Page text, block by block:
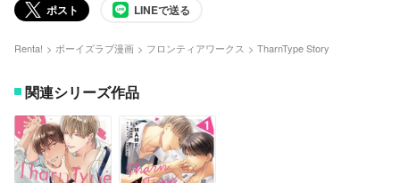
ポスト LINEで送る
Renta! ボーイズラブ漫画 フロンティアワークス TharnType Story
関連シリーズ作品